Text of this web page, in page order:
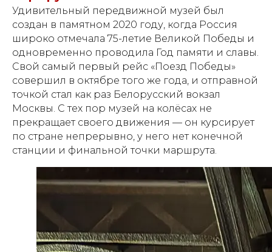
Удивительный передвижной музей был
создан в памятном 2020 году, когда Россия
широко отмечала 75-летие Великой Победы и
одновременно проводила Год памяти и славы.
Свой самый первый рейс «Поезд Победы»
совершил в октябре того же года, и отправной
точкой стал как раз Белорусский вокзал
Москвы. С тех пор музей на колёсах не
прекращает своего движения — он курсирует
по стране непрерывно, у него нет конечной
станции и финальной точки маршрута.